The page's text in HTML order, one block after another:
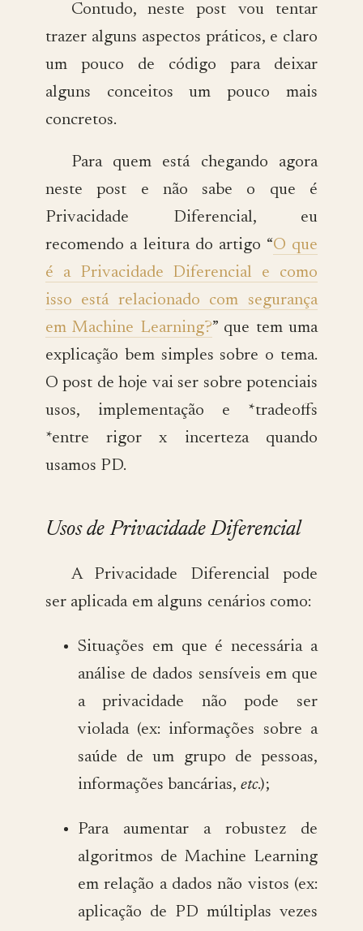
Contudo, neste post vou tentar
trazer alguns aspectos práticos, e claro
um pouco de código para deixar
alguns conceitos um pouco mais
concretos.
Para quem está chegando agora
neste post e não sabe o que é
Privacidade Diferencial, eu
recomendo a leitura do artigo “O que
é a Privacidade Diferencial e como
isso está relacionado com segurança
em Machine Learning?” que tem uma
explicação bem simples sobre o tema.
O post de hoje vai ser sobre potenciais
usos, implementação e *tradeoffs
*entre rigor x incerteza quando
usamos PD.
Usos de Privacidade Diferencial
A Privacidade Diferencial pode
ser aplicada em alguns cenários como:
Situações em que é necessária a
análise de dados sensíveis em que
a privacidade não pode ser
violada (ex: informações sobre a
saúde de um grupo de pessoas,
informações bancárias, etc.);
Para aumentar a robustez de
algoritmos de Machine Learning
em relação a dados não vistos (ex:
aplicação de PD múltiplas vezes